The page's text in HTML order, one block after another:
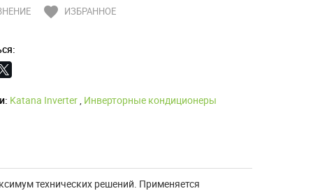
favorite ИЗБРАННОЕ
Katana Inverter, Инверторные кондиционеры
технических решений. Применяется